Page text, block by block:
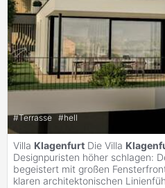
#Terrasse #hell
Villa Klagenfurt Die Villa
Designpuristen höher schlagen:
begeistert mit großen
klaren architektonischen